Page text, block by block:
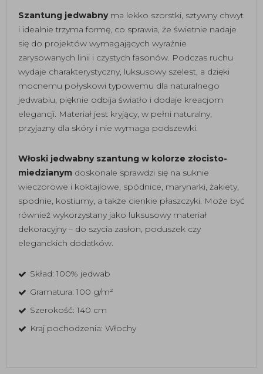
Szantung jedwabnyma lekko szorstki, sztywny chwyt
i idealnie trzyma formę, co sprawia, że świetnie nadaje
się do projektów wymagających wyraźnie
zarysowanych linii i czystych fasonów. Podczas ruchu
wydaje charakterystyczny, luksusowy szelest, a dzięki
mocnemu połyskowi typowemu dla naturalnego
jedwabiu, pięknie odbija światło i dodaje kreacjom
elegancji. Materiał jest kryjący, w pełni naturalny,
przyjazny dla skóry i nie wymaga podszewki.
Włoski jedwabny szantung w kolorze złocisto-
miedzianym doskonale sprawdzi się na suknie
wieczorowe i koktajlowe, spódnice, marynarki, żakiety,
spodnie, kostiumy, a także cienkie płaszczyki. Może być
również wykorzystany jako luksusowy materiał
dekoracyjny – do szycia zasłon, poduszek czy
eleganckich dodatków.
Skład: 100% jedwab
Gramatura: 100 g/m²
Szerokość: 140 cm
Kraj pochodzenia: Włochy